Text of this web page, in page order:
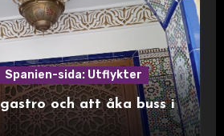
Spanien-sida: Utflykter
och att åka buss i